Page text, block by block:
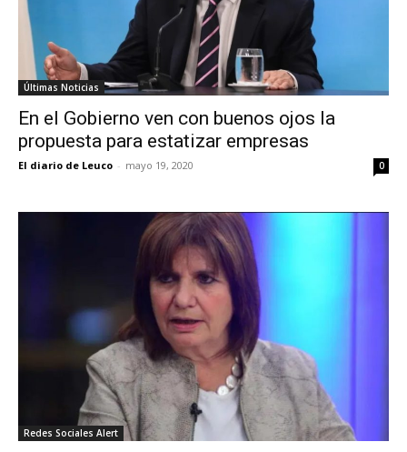
Últimas Noticias
En el Gobierno ven con buenos ojos la
propuesta para estatizar empresas
El diario de Leuco - mayo 19, 2020 0
Redes Sociales Alert